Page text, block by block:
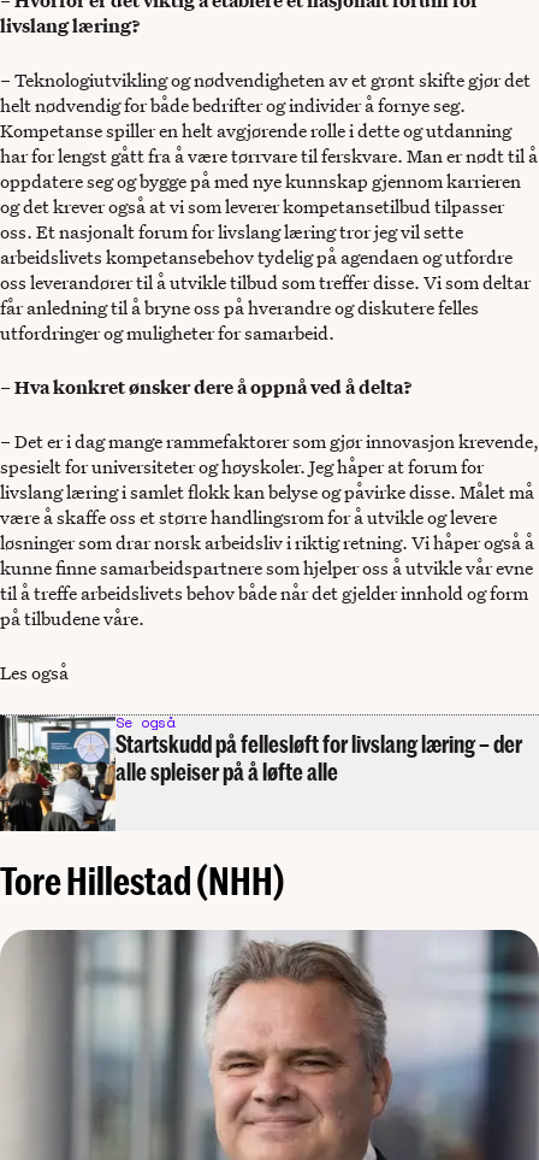
livslang læring?
– Teknologiutvikling og nødvendigheten av et grønt skifte gjør det
helt nødvendig for både bedrifter og individer å fornye seg.
Kompetanse spiller en helt avgjørende rolle i dette og utdanning
har for lengst gått fra å være tørrvare til ferskvare. Man er nødt til å
oppdatere seg og bygge på med nye kunnskap gjennom karrieren
og det krever også at vi som leverer kompetansetilbud tilpasser
oss. Et nasjonalt forum for livslang læring tror jeg vil sette
arbeidslivets kompetansebehov tydelig på agendaen og utfordre
oss leverandører til å utvikle tilbud som treffer disse. Vi som deltar
får anledning til å bryne oss på hverandre og diskutere felles
utfordringer og muligheter for samarbeid.
–Hva konkret ønsker dere å oppnå ved å delta?
– Det er i dag mange rammefaktorer som gjør innovasjon krevende,
spesielt for universiteter og høyskoler. Jeg håper at forum for
livslang læring i samlet flokk kan belyse og påvirke disse. Målet må
være å skaffe oss et større handlingsrom for å utvikle og levere
løsninger som drar norsk arbeidsliv i riktig retning. Vi håper også å
kunne finne samarbeidspartnere som hjelper oss å utvikle vår evne
til å treffe arbeidslivets behov både når det gjelder innhold og form
på tilbudene våre.
Les også
Se også
Startskudd på fellesløft for livslang læring – der
alle spleiser på å løfte alle
Tore Hillestad (NHH)